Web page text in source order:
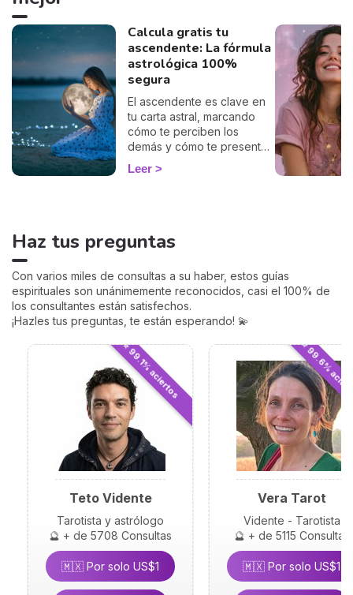
Calcula gratis tu
ascendente: La fórmula
astrológica 100%
segura
El ascendente es clave en
tu carta astral, marcando
cómo te perciben los
demás y cómo te presentas
al mundo. Con nuestro
cálculo gratuito y preciso,
zodiacal y en cómo te
relacionas con los demás.
fascinante aspecto de la
astrología y empieza a ver
tu horóscopo desde una
perspectiva renovada.
Leer
Haz tus preguntas
Con varios miles de consultas a su haber, estos guías
espirituales son unánimemente reconocidos, casi el 100% de
los consultantes están satisfechos.
¡Hazles tus preguntas, te están esperando! 💫
⭐ 99.1% aciertos
Teto Vidente
Tarotista y astrólogo
🔮 + de 5708 Consultas
🇲🇽 Por solo US$1
⭐ 99.6%
Vera Tarot
Vidente - Tarotista
🔮 + de 5115 Consultas
🇲🇽 Por solo US$1